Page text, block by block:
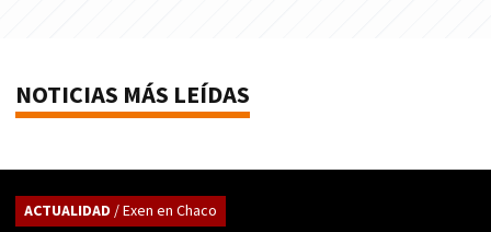
NOTICIAS MÁS LEÍDAS
ACTUALIDAD / Exen en Chaco